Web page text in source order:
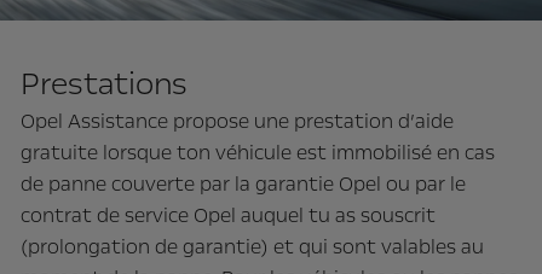
Prestations
Opel Assistance propose une prestation d’aide
gratuite lorsque ton véhicule est immobilisé en cas
de panne couverte par la garantie Opel ou par le
contrat de service Opel auquel tu as souscrit
(prolongation de garantie) et qui sont valables au